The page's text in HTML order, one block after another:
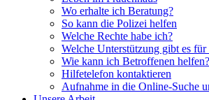
Wo erhalte ich Beratung?
So kann die Polizei helfen
Welche Rechte habe ich?
Welche Unterstützung gibt es
Wie kann ich Betroffenen helfen?
Hilfetelefon kontaktieren
Aufnahme in die Online-Suche